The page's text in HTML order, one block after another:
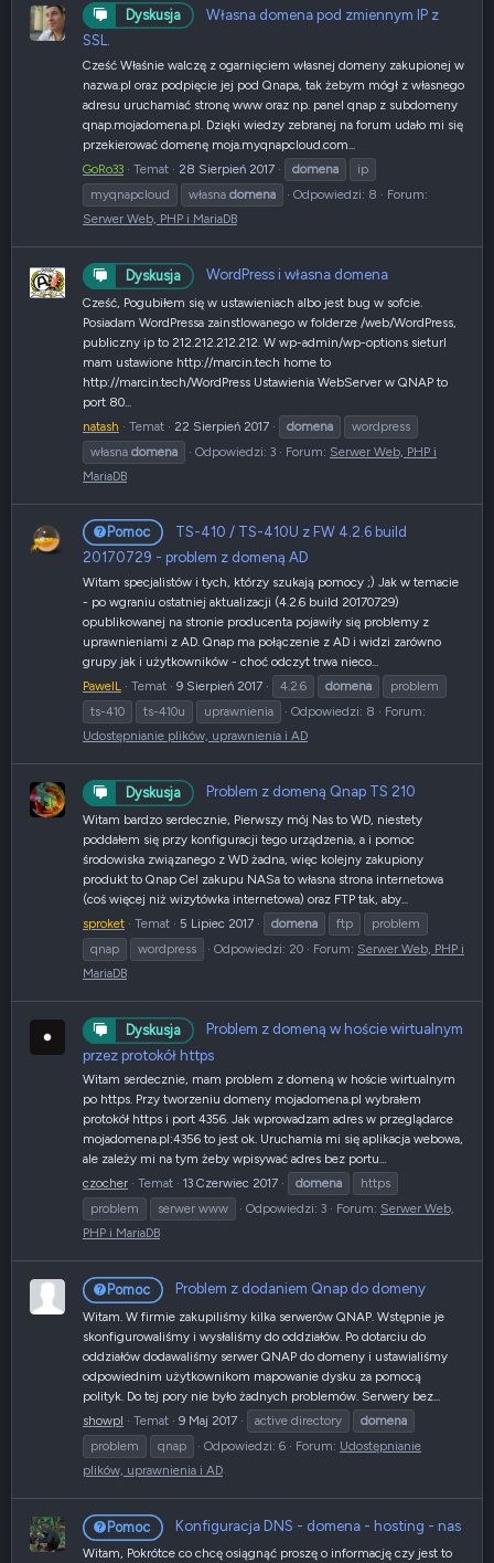
Dyskusja
Własna domena pod zmiennym IP z
SSL.
Cześć Właśnie walczę z ogarnięciem własnej domeny zakupionej w
nazwa.pl oraz podpięcie jej pod Qnapa, tak żebym mógł z własnego
adresu uruchamiać stronę www oraz np. panel qnap z subdomeny
qnap.mojadomena.pl. Dzięki wiedzy zebranej na forum udało mi się
przekierować domenę moja.myqnapcloud.com...
GoRo33
Temat 28 Sierpień 2017 domena
ip
myqnapcloud
własna domena Odpowiedzi: 8
Forum:
Serwer Web, PHP i MariaDB
Dyskusja WordPress i własna domena
Cześć, Pogubiłem się w ustawieniach albo jest bug w sofcie.
Posiadam WordPressa zainstlowanego w folderze /web/WordPress,
publiczny ip to 212.212.212.212. W wp-admin/wp-options sieturl
mam ustawione http://marcin.tech home to
http://marcin.tech/WordPress Ustawienia WebServer w QNAP to
port 80...
natash
Temat 22 Sierpień 2017 domena
wordpress
własna domena Odpowiedzi: 3 Forum: Serwer Web, PHP i
MariaDB
Pomoc
TS-410 / TS-410U z FW 4.2.6 build
20170729 - problem z domeną AD
Witam specjalistów i tych, którzy szukają pomocy ;) Jak w temacie
- po wgraniu ostatniej aktualizacji (4.2.6 build 20170729)
opublikowanej na stronie producenta pojawiły się problemy z
uprawnieniami z AD. Qnap ma połączenie z AD i widzi zarówno
grupy jak i użytkowników - choć odczyt trwa nieco...
PawelL
Temat 9 Sierpień 2017 4.2.6 domena
problem
ts-410
ts-410u uprawnienia Odpowiedzi: 8
Forum:
Udostępnianie plików, uprawnienia i AD
Dyskusja Problem z domeną Qnap TS 210
Witam bardzo serdecznie, Pierwszy mój Nas to WD, niestety
poddałem się przy konfiguracji tego urządzenia, a i pomoc
środowiska związanego z WD żadna, więc kolejny zakupiony
produkt to Qnap Cel zakupu NASa to własna strona internetowa
(coś więcej niż wizytówka internetowa) oraz FTP tak, aby...
sproket
Temat 5 Lipiec 2017 domena ftp
problem
qnap
wordpress Odpowiedzi: 20 Forum: Serwer Web, PHP i
MariaDB
Dyskusja
Problem z domeną w hoście wirtualnym
przez protokół https
Witam serdecznie, mam problem z domeną w hoście wirtualnym
po https. Przy tworzeniu domeny mojadomena.pl wybrałem
protokół https i port 4356. Jak wprowadzam adres w przeglądarce
mojadomena.pl:4356 to jest ok. Uruchamia mi się aplikacja webowa,
ale zależy mi na tym żeby wpisywać adres bez portu...
czocher
Temat 13 Czerwiec 2017 domena
https
problem
serwer www Odpowiedzi: 3 Forum: Serwer Web,
PHP i MariaDB
Pomoc Problem z dodaniem Qnap do domeny
Witam. W firmie zakupiliśmy kilka serwerów QNAP. Wstępnie je
skonfigurowaliśmy i wysłaliśmy do oddziałów. Po dotarciu do
oddziałów dodawaliśmy serwer QNAP do domeny i ustawialiśmy
odpowiednim użytkownikom mapowanie dysku za pomocą
polityk. Do tej pory nie było żadnych problemów. Serwery bez...
showpl
Temat 9 Maj 2017 active directory
domena
problem
qnap Odpowiedzi: 6 Forum: Udostępnianie
plików, uprawnienia i AD
Pomoc Konfiguracja DNS - domena - hosting - nas
Witam, Pokrótce co chcę osiągnąć proszę o informację czy jest to